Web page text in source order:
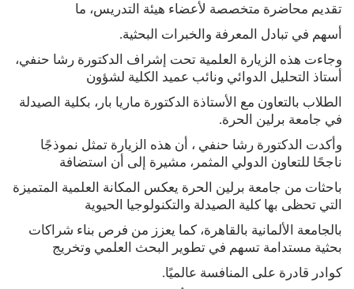
تقديم محاضرة متخصصة لأعضاء هيئة التدريس، ما
أسهم في تبادل المعرفة والخبرات البحثية.
وجاءت هذه الزيارة العلمية تحت إشراف الدكتورة رشا حنفي،
أستاذ التحليل الدوائي ونائب عميد الكلية لشؤون
الطلاب بالتعاون مع الأستاذة الدكتورة ماريا بار، بكلية الصيدلة
في جامعة برلين الحرة.
وأكدت الدكتورة رشا حنفي ، أن هذه الزيارة تمثل نموذجًا
ناجحًا للتعاون الدولي المثمر، مشيرة إلى أن استضافة
باحثات من جامعة برلين الحرة يعكس المكانة العلمية المتميزة
التي تحظى بها كلية الصيدلة والتكنولوجيا الحيوية
بالجامعة الألمانية بالقاهرة، كما يعزز من فرص بناء شراكات
بحثية مستدامة تسهم في تطوير البحث العلمي وتخريج
كوادر قادرة على المنافسة عالميًا.